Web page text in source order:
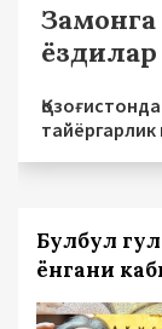
ёздилар
Булбул
ёнгани